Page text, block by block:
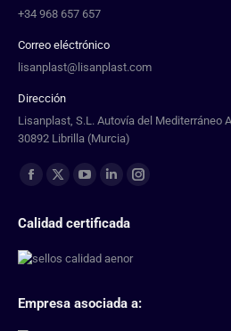
+34 968 657 657
Correo eléctrónico
lisanplast@lisanplast.com
Dirección
Lisanplast, S.L. Autovía del Mediterráneo
30892 Librilla (Murcia)
Find us on:
Calidad certificada
Empresa asociada a: